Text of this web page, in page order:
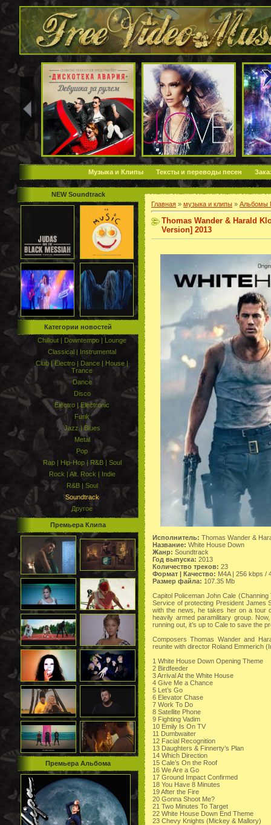
Музыка и Клипы Тексты и переводы песен
NEW Soundtrack
Категории новостей
Chillout | Downtempo | Lounge
Classical | Instrumental
Club | Electro | Dance | House |
Trance
Dance
Disco
Electro | Electronic
Funk
Jazz | Blues
Metal
Pop
Rap | Hip-Hop | R&B | Soul
Rock | Alt. Rock | Indie
R&B | Soul
Soundtrack
Другое
Премьера Клипа
Премьера Альбома
Главная » музыка и клипы » Альбомы
Thomas Wander & Harald
Version] 2013
Исполнитель: Thomas Wander &
Название: White House Down
Жанр: Soundtrack
Год выпуска: 2013
Количество треков: 23
Формат | Качество: M4A | 256 kbps /
Размер файла: 107.35 Mb
Capitol Policeman John Cale
Service of protecting President James
with the news, he takes her on a tour
heavily armed paramilitary group.
running out, it’s up to Cale to save the
Composers Thomas Wander and
reunite with director Roland Emmerich
1 White House Down Opening Theme
2 Birdfeeder
3 Arrival At the White House
4 Give Me a Chance
5 Let’s Go
6 Elevator Chase
7 Work To Do
8 Satellite Phone
9 Fighting Vadim
10 Emily Is On TV
11 Dumbwaiter
12 Facial Recognition
13 Daughters & Finnerty’s Plan
14 Which Direction
15 Cale’s On the Roof
16 We Are a Go
17 Ground Impact Confirmed
18 You Have 8 Minutes
19 After the Fire
20 Gonna Shoot Me?
21 Two Minutes To Target
22 White House Down End Theme
23 Chevy Knights (Mickey & Mallory)